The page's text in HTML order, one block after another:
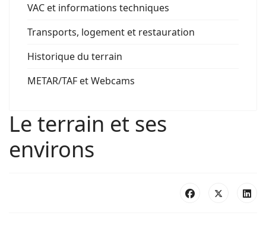
VAC et informations techniques
Transports, logement et restauration
Historique du terrain
METAR/TAF et Webcams
Le terrain et ses
environs